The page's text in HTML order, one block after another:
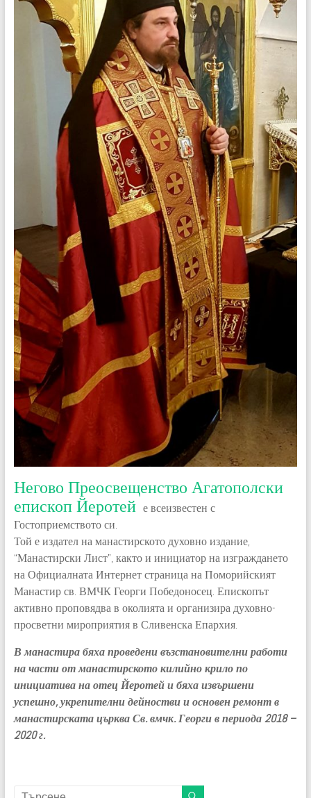
Негово Преосвещенство Агатополски
епископ Йеротей е всеизвестен с
Гостоприемството си.
Той е издател на манастирското духовно издание,
“Манастирски Лист”, както и инициатор на изграждането
на Официалната Интернет страница на Поморийският
Манастир св. ВМЧК Георги Победоносец. Епископът
активно проповядва в околията и организира духовно-
просветни мироприятия в Сливенска Епархия.
В манастира бяха проведени възстановителни работи
на части от манастирското килийно крило по
инициатива на отец Йеротей и бяха извършени
успешно, укрепителни дейностви и основен ремонт в
манастирската църква Св. вмчк. Георги в периода 2018 –
2020 г.